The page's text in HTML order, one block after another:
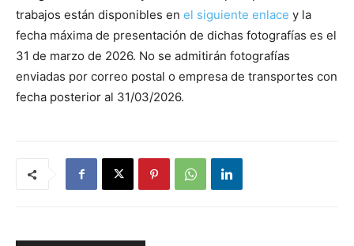
trabajos están disponibles en el siguiente enlace y la
fecha máxima de presentación de dichas fotografías es el
31 de marzo de 2026. No se admitirán fotografías
enviadas por correo postal o empresa de transportes con
fecha posterior al 31/03/2026.